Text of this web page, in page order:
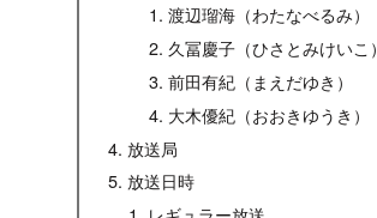
渡辺瑠海（わたなべるみ）
久冨慶子（ひさとみけいこ）
前田有紀（まえだゆき）
大木優紀（おおきゆうき）
放送局
放送日時